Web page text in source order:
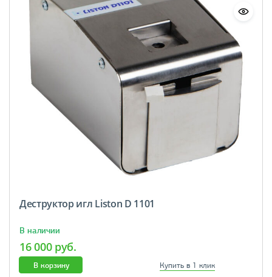
Деструктор игл Liston D 1101
В наличии
16 000 руб.
В корзину Купить в 1 клик